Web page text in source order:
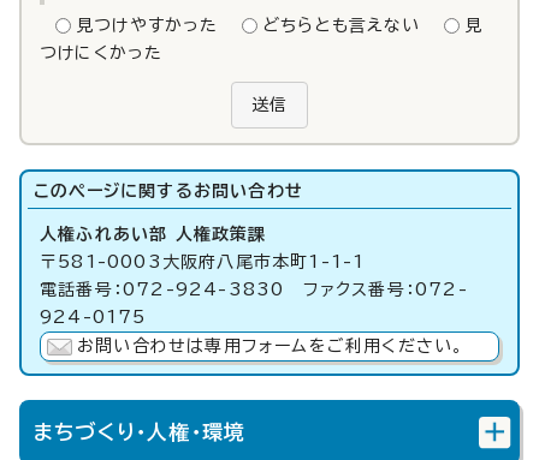
見つけやすかった どちらとも言えない
見
つけにくかった
送信
このページに関する お問い合わせ
人権ふれあい部 人権政策課
〒581-0003大阪府八尾市本町1-1-1
電話番号：072-924-3830 ファクス番号：072-
924-0175
お問い合わせは専用フォームをご利用ください。
まちづくり・人権・環境